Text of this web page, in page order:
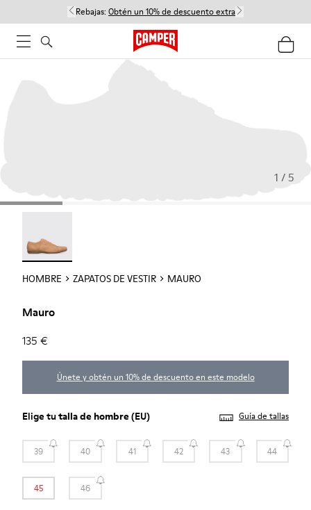
Rebajas: Obtén un 10% de descuento extra
1 / 5
HOMBRE ZAPATOS DE VESTIR MAURO
Mauro
135 €
Únete y obtén un 10% de descuento en este modelo
Elige tutalla de hombre(EU) Guía de tallas
39 40 41 42 43 44
45 46